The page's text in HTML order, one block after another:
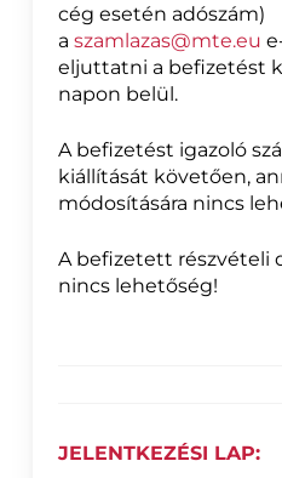
cég esetén adószám)
a szamlazas@mte.eu
eljuttatni a befizetést
napon belül.
A befizetést igazoló
kiállítását követően,
módosítására nincs
A befizetett részvételi
nincs lehetőség!
JELENTKEZÉSI LAP: